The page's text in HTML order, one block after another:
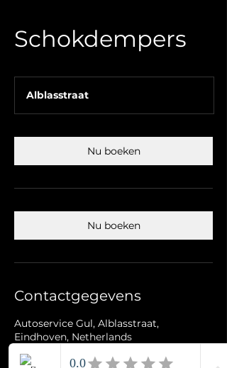
Schokdempers
Alblasstraat
Nu boeken
Nu boeken
Contactgegevens
Autoservice Gul, Alblasstraat,
Eindhoven, Netherlands